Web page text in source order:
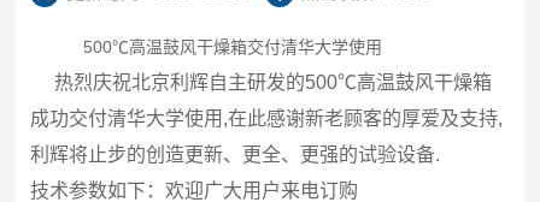
500℃高温鼓风干燥箱交付清华大学使用
热烈庆祝北京利辉自主研发的500℃高温鼓风干燥箱
成功交付清华大学使用,在此感谢新老顾客的厚爱及支持,
利辉将止步的创造更新、更全、更强的试验设备.
技术参数如下：欢迎广大用户来电订购